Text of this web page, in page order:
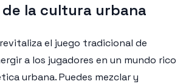
de la cultura urbana
el juego tradicional de
a los jugadores en un mundo rico
urbana. Puedes mezclar y